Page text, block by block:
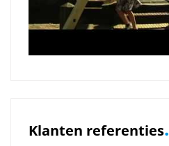
Klanten referenties.